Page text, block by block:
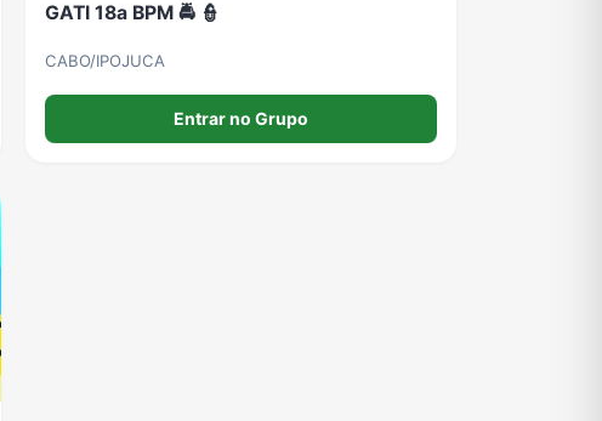
GATI 18a BPM 🚔 👮
CABO/IPOJUCA
Entrar no Grupo